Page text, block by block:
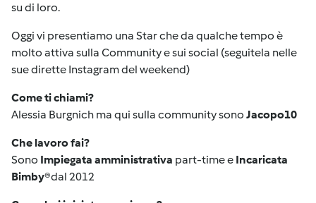
su di loro.
Oggi vi presentiamo una Star che da qualche tempo è
molto attiva sulla Community e sui social (seguitela nelle
sue dirette Instagram del weekend)
Come ti chiami?
Alessia Burgnich ma qui sulla community sono Jacopo10
Che lavoro fai?
Sono Impiegata amministrativa part-time e Incaricata
Bimby®dal 2012